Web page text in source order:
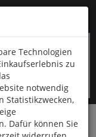
Technologien
zu
notwendig
Statistikzwecken,
Dafür können Sie